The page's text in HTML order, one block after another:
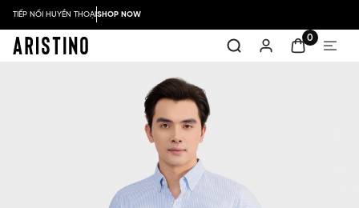
TIẾP NỐI HUYỀN THOẠISHOP NOW
0